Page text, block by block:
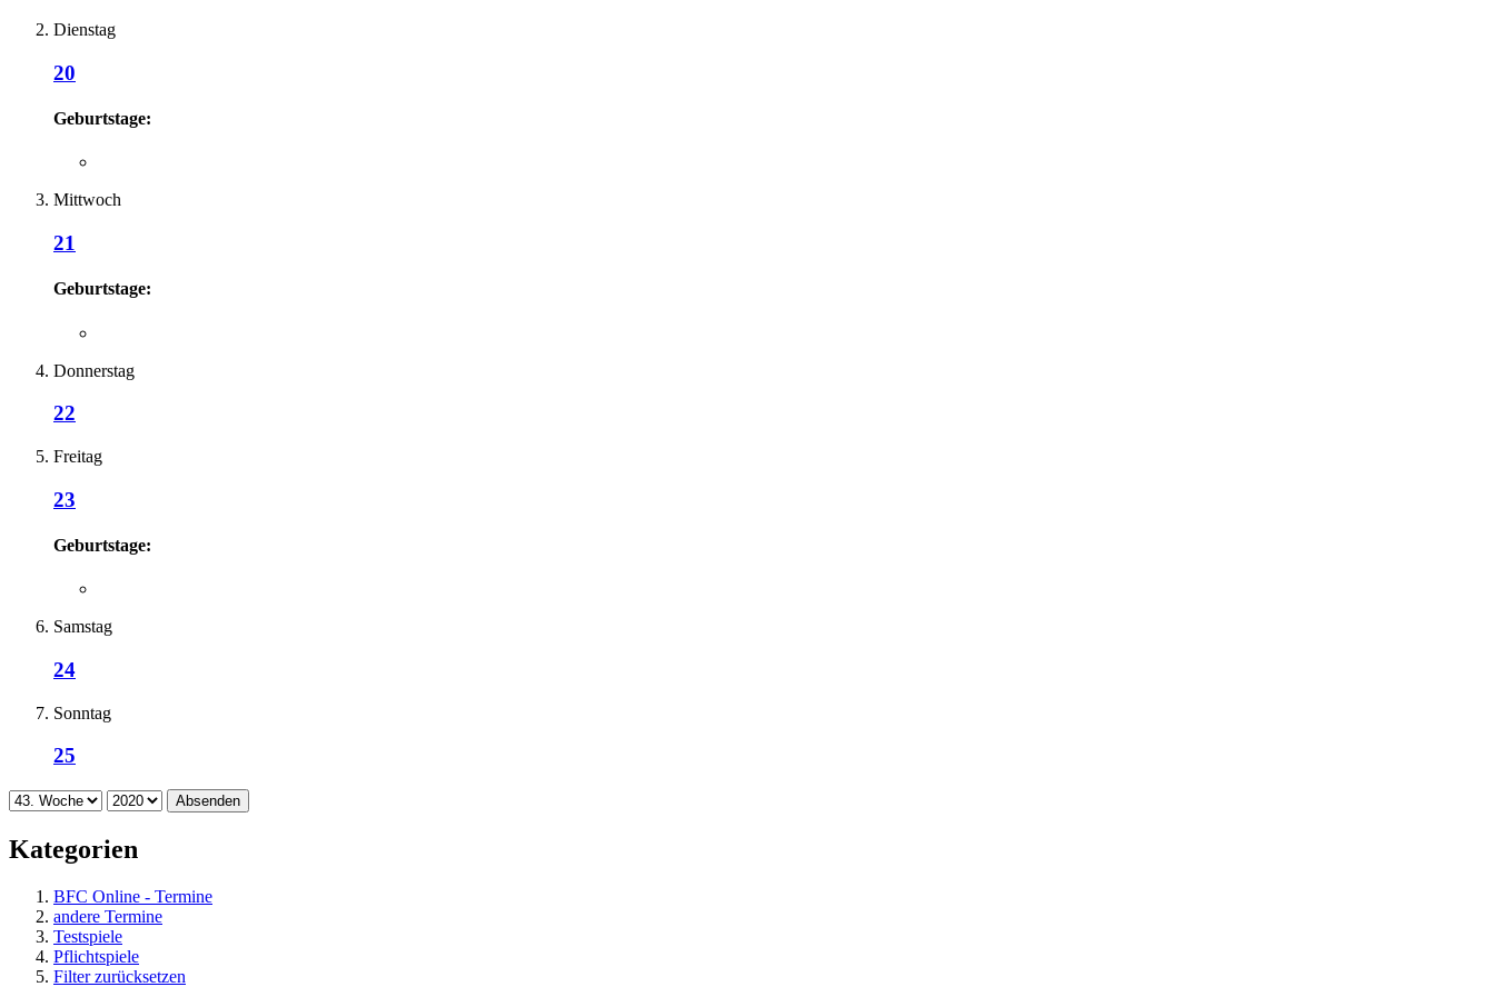
Dienstag
20
Geburtstage:
Mittwoch
21
Geburtstage:
Donnerstag
22
Freitag
23
Geburtstage:
Samstag
24
Sonntag
25
Absenden
Kategorien
BFC Online - Termine
andere Termine
Testspiele
Pflichtspiele
Filter zurücksetzen